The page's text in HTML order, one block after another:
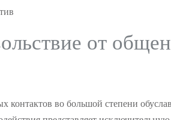
от
контактов во большой степени